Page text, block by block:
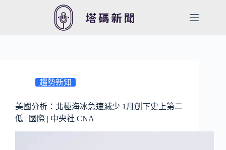
趨勢新知
美國分析：北極海冰急速減少 1月創下史上第二
低 | 國際 | 中央社 CNA